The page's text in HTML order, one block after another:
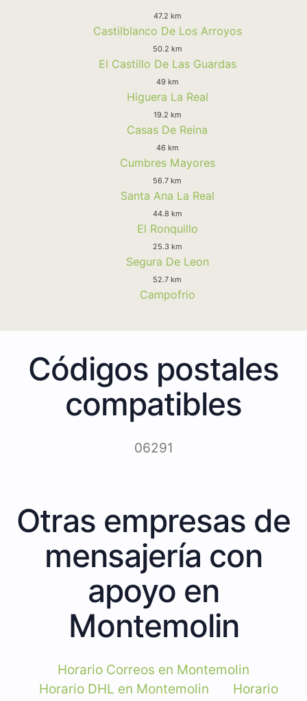
47.2 km
Castilblanco De Los Arroyos
50.2 km
El Castillo De Las Guardas
49 km
Higuera La Real
19.2 km
Casas De Reina
46 km
Cumbres Mayores
56.7 km
Santa Ana La Real
44.8 km
El Ronquillo
25.3 km
Segura De Leon
52.7 km
Campofrio
Códigos postales
compatibles
06291
Otras empresas de
mensajería con
apoyo en
Montemolin
Horario Correos en Montemolin
Horario DHL en Montemolin
Horario